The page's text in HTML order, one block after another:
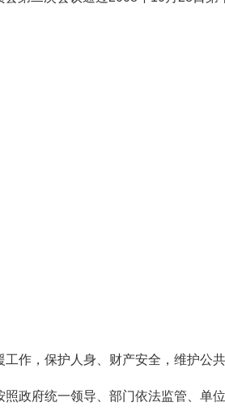
作，保护人身、财产安全，维护公共
政府统一领导、部门依法监管、